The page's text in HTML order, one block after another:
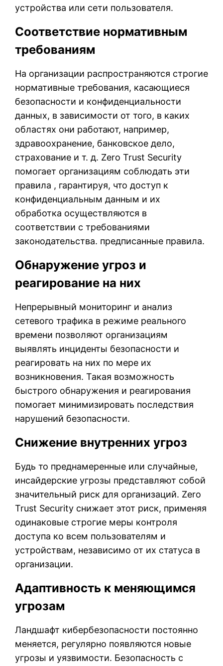
устройства или сети пользователя.
Соответствие нормативным
требованиям
На организации распространяются строгие
нормативные требования, касающиеся
безопасности и конфиденциальности
данных, в зависимости от того, в каких
областях они работают, например,
здравоохранение, банковское дело,
страхование и т. д. Zero Trust Security
помогает организациям соблюдать эти
правила , гарантируя, что доступ к
конфиденциальным данным и их
обработка осуществляются в
соответствии с требованиями
законодательства. предписанные правила.
Обнаружение угроз и
реагирование на них
Непрерывный мониторинг и анализ
сетевого трафика в режиме реального
времени позволяют организациям
выявлять инциденты безопасности и
реагировать на них по мере их
возникновения. Такая возможность
быстрого обнаружения и реагирования
помогает минимизировать последствия
нарушений безопасности.
Снижение внутренних угроз
Будь то преднамеренные или случайные,
инсайдерские угрозы представляют собой
значительный риск для организаций. Zero
Trust Security снижает этот риск, применяя
одинаковые строгие меры контроля
доступа ко всем пользователям и
устройствам, независимо от их статуса в
организации.
Адаптивность к меняющимся
угрозам
Ландшафт кибербезопасности постоянно
меняется, регулярно появляются новые
угрозы и уязвимости. Безопасность с